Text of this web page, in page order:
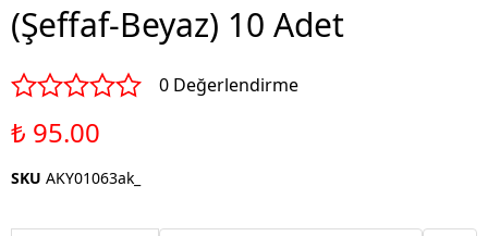
(Şeffaf-Beyaz) 10 Adet
0 Değerlendirme
₺ 95.00
SKU AKY01063ak_